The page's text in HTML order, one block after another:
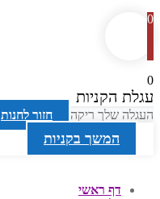
0
0
עגלת הקניות
העגלה שלך ריקה חזור לחנות
המשך בקניות
דף ראשי